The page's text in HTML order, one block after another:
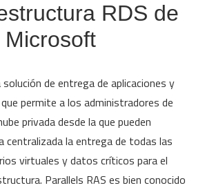
RDS de
Microsoft
solución de entrega de aplicaciones y
permite a los administradores de
privada desde la que pueden
centralizada la entrega de todas las
virtuales y datos críticos para el
Parallels RAS es bien conocido